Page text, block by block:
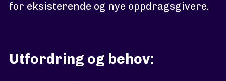
for eksisterende og nye oppdragsgivere.
Utfordring og behov: